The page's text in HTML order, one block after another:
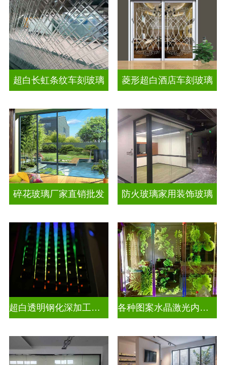
超白长虹条纹车刻玻璃 菱形超白酒店车刻玻璃
碎花玻璃厂家直销批发 防火玻璃家用装饰玻璃
超白透明钢化深加工激光内雕屏风 各种图案水晶激光内雕发光艺术玻璃